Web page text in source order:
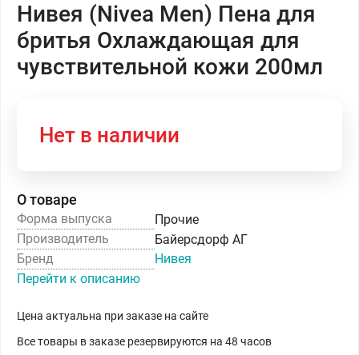
Нивея (Nivea Men) Пена для
бритья Охлаждающая для
чувствительной кожи 200мл
Нет в наличии
О товаре
Форма выпуска
Прочие
Производитель
Байерсдорф АГ
Бренд
Нивея
Перейти к описанию
Цена актуальна при заказе на сайте
Все товары в заказе резервируются на 48 часов